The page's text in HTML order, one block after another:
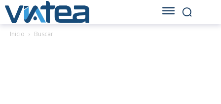
Inicio Buscar